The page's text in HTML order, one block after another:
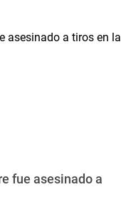
fue asesinado a